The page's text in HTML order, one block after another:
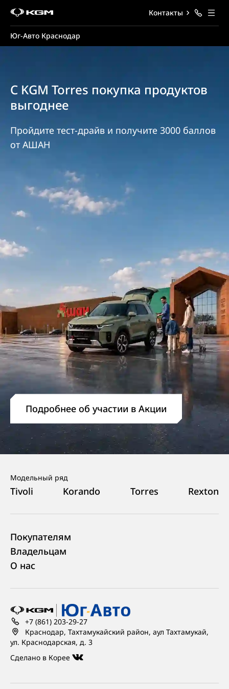
Юг-Авто Краснодар
Контакты
С KGM Torres покупка продуктов
выгоднее
Пройдите тест-драйв и получите 3000 баллов
от АШАН
Подробнее об участии в Акции
Сделано в Корее
+7 (861) 203-29-27
Краснодар, Тахтамукайский район, аул Тахтамукай,
ул. Краснодарская, д. 3
Модельный ряд
Tivoli Korando Torres Rexton
Покупателям
Владельцам
О нас